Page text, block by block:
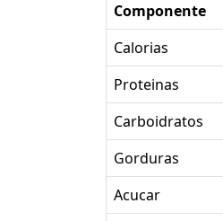
Componente
Calorias
Proteinas
Carboidratos
Gorduras
Acucar